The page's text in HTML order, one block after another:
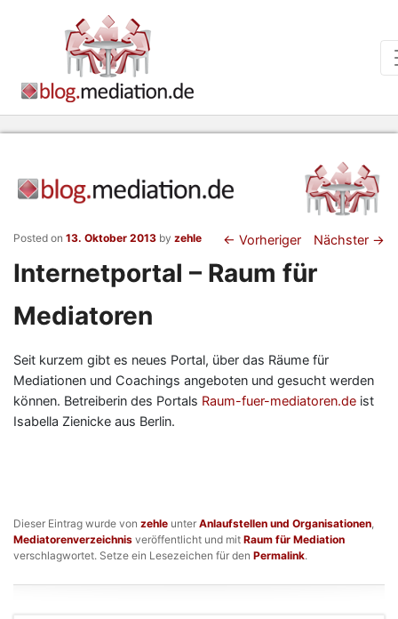
← Vorheriger Nächster →
Internetportal – Raum für
Mediatoren
Posted on 13. Oktober 2013 by zehle
Seit kurzem gibt es neues Portal, über das Räume für
Mediationen und Coachings angeboten und gesucht werden
können. Betreiberin des Portals Raum-fuer-mediatoren.de ist
Isabella Zienicke aus Berlin.
Dieser Eintrag wurde von zehle unter Anlaufstellen und Organisationen
Mediatorenverzeichnis veröffentlicht und mit Raum für Mediation
verschlagwortet. Setze ein Lesezeichen für den Permalink.